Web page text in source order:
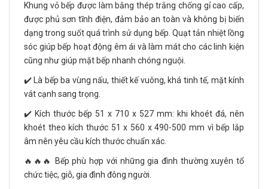
Khung vỏ bếp được làm bằng thép trắng chống gỉ cao cấp,
được phủ sơn tĩnh điện, đảm bảo an toàn và không bị biến
dạng trong suốt quá trình sử dụng bếp. Quạt tản nhiệt lồng
sóc giúp bếp hoạt động êm ái và làm mát cho các linh kiện
cũng như giúp mặt bếp nhanh chóng nguội.
✔️ Là bếp ba vùng nấu, thiết kế vuông, khá tinh tế, mặt kính
vát cạnh sang trọng.
✔️ Kích thước bếp 51 x 710 x 527 mm: khi khoét đá, nên
khoét theo kích thước 51 x 560 x 490-500 mm vì bếp lắp
âm nên yêu cầu kích thước chuẩn xác.
🔥🔥🔥 Bếp phù hợp với những gia đình thường xuyên tổ
chức tiệc, giỗ, gia đình đông người.